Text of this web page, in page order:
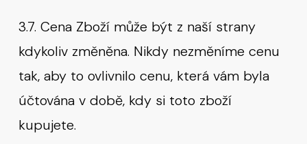
3.7. Cena Zboží může být z naší strany
kdykoliv změněna. Nikdy nezměníme cenu
tak, aby to ovlivnilo cenu, která vám byla
účtována v době, kdy si toto zboží
kupujete.